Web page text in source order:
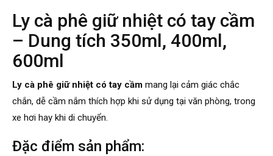
Ly cà phê giữ nhiệt có tay cầm
– Dung tích 350ml, 400ml,
600ml
Ly cà phê giữ nhiệt có tay cầm mang lại cảm giác chắc
chắn, dễ cầm nắm thích hợp khi sử dụng tại văn phòng, trong
xe hơi hay khi di chuyển.
Đặc điểm sản phẩm: